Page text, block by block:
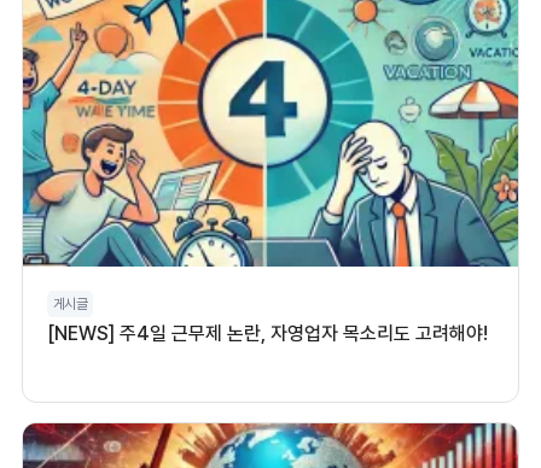
게시글
[NEWS] 주4일 근무제 논란, 자영업자 목소리도 고려해야!